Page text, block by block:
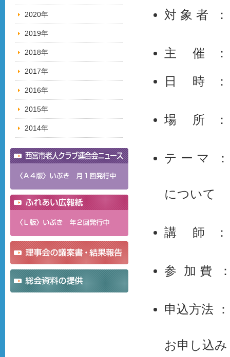
対 象 者 ：
主 催 ：
日 時 ：
場 所 ：
テ ー マ
について
講 師 ： (
参 加 費
申込方法
お申し込
2020年
2019年
2018年
2017年
2016年
2015年
2014年